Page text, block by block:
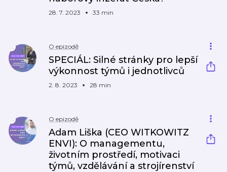
28. 7. 2023 33 min
O epizodě
SPECIÁL: Silné stránky pro lepší
výkonnost týmů i jednotlivců
2. 8. 2023 28 min
O epizodě
Adam Liška (CEO WITKOWITZ
ENVI): O managementu,
životním prostředí, motivaci
týmů, vzdělávání a strojírenství